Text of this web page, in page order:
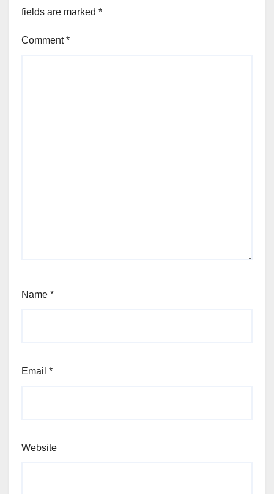
fields are marked *
Comment*
Name *
Email *
Website